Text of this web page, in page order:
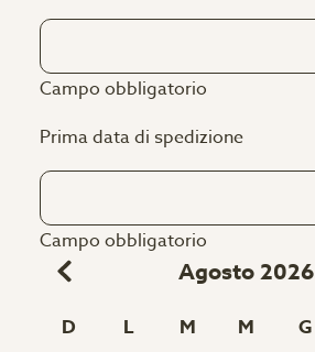
Campo obbligatorio
Prima data di spedizione
Campo obbligatorio
Agosto 2026
D L M M G